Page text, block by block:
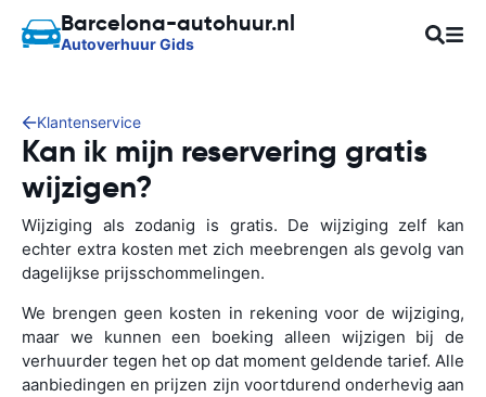
Barcelona-autohuur.nl
Autoverhuur Gids
Klantenservice
Kan ik mijn reservering gratis
wijzigen?
Wijziging als zodanig is gratis. De wijziging zelf kan
echter extra kosten met zich meebrengen als gevolg van
dagelijkse prijsschommelingen.
We brengen geen kosten in rekening voor de wijziging,
maar we kunnen een boeking alleen wijzigen bij de
verhuurder tegen het op dat moment geldende tarief. Alle
aanbiedingen en prijzen zijn voortdurend onderhevig aan